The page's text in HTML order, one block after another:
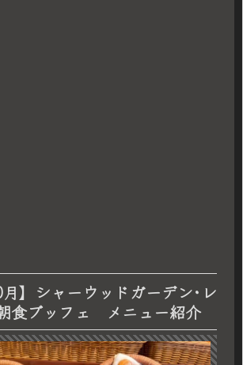
月】シャーウッドガーデン･レ
食ブッフェ メニュー紹介